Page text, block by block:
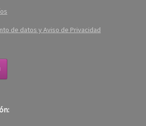
de datos y Aviso de Privacidad